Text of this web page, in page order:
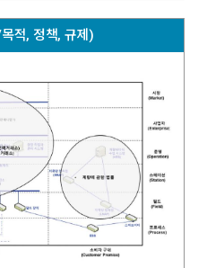
적, 정책, 규제)